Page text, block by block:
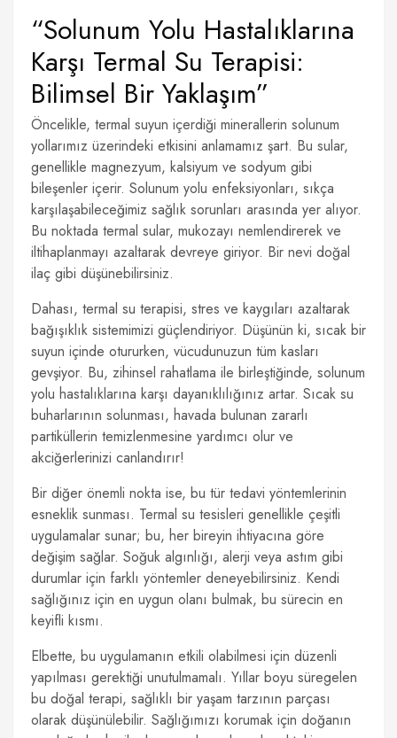
“Solunum Yolu Hastalıklarına
Karşı Termal Su Terapisi:
Bilimsel Bir Yaklaşım”
Öncelikle, termal suyun içerdiği minerallerin solunum
yollarımız üzerindeki etkisini anlamamız şart. Bu sular,
genellikle magnezyum, kalsiyum ve sodyum gibi
bileşenler içerir. Solunum yolu enfeksiyonları, sıkça
karşılaşabileceğimiz sağlık sorunları arasında yer alıyor.
Bu noktada termal sular, mukozayı nemlendirerek ve
iltihaplanmayı azaltarak devreye giriyor. Bir nevi doğal
ilaç gibi düşünebilirsiniz.
Dahası, termal su terapisi, stres ve kaygıları azaltarak
bağışıklık sistemimizi güçlendiriyor. Düşünün ki, sıcak bir
suyun içinde otururken, vücudunuzun tüm kasları
gevşiyor. Bu, zihinsel rahatlama ile birleştiğinde, solunum
yolu hastalıklarına karşı dayanıklılığınız artar. Sıcak su
buharlarının solunması, havada bulunan zararlı
partiküllerin temizlenmesine yardımcı olur ve
akciğerlerinizi canlandırır!
Bir diğer önemli nokta ise, bu tür tedavi yöntemlerinin
esneklik sunması. Termal su tesisleri genellikle çeşitli
uygulamalar sunar; bu, her bireyin ihtiyacına göre
değişim sağlar. Soğuk algınlığı, alerji veya astım gibi
durumlar için farklı yöntemler deneyebilirsiniz. Kendi
sağlığınız için en uygun olanı bulmak, bu sürecin en
keyifli kısmı.
Elbette, bu uygulamanın etkili olabilmesi için düzenli
yapılması gerektiği unutulmamalı. Yıllar boyu süregelen
bu doğal terapi, sağlıklı bir yaşam tarzının parçası
olarak düşünülebilir. Sağlığımızı korumak için doğanın